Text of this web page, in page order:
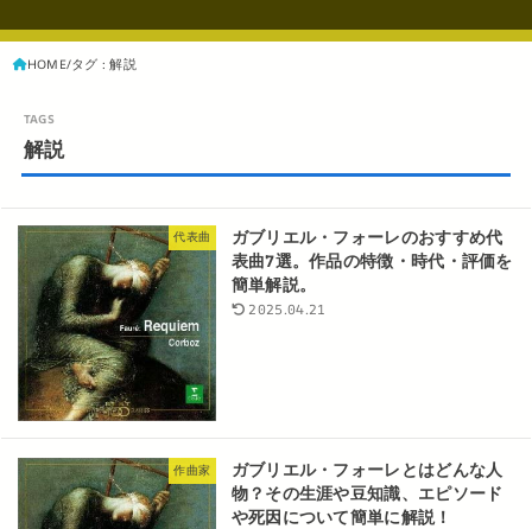
HOME タグ : 解説
解説
代表曲
ガブリエル・フォーレのおすすめ代
表曲7選。作品の特徴・時代・評価を
簡単解説。
2025.04.21
作曲家
ガブリエル・フォーレとはどんな人
物？その生涯や豆知識、エピソード
や死因について簡単に解説！